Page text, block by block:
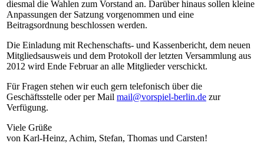
diesmal die Wahlen zum Vorstand an. Darüber hinaus sollen kleine
Anpassungen der Satzung vorgenommen und eine
Beitragsordnung beschlossen werden.
Die Einladung mit Rechenschafts- und Kassenbericht, dem neuen
Mitgliedsausweis und dem Protokoll der letzten Versammlung aus
2012 wird Ende Februar an alle Mitglieder verschickt.
Für Fragen stehen wir euch gern telefonisch über die
Geschäftsstelle oder per Mail mail@vorspiel-berlin.de zur
Verfügung.
Viele Grüße
von Karl-Heinz, Achim, Stefan, Thomas und Carsten!